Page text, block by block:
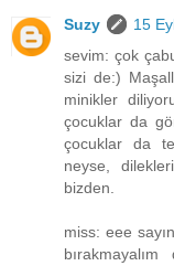
Suzy
15
sevim: çok
sizi de:)
minikler
çocuklar da
çocuklar da
neyse,
bizden.
miss: eee